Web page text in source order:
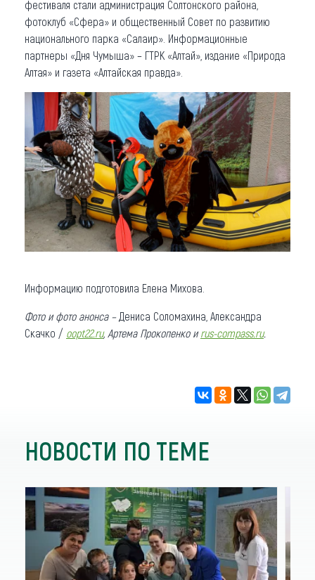
фестиваля стали администрация Солтонского района,
фотоклуб «Сфера» и общественный Совет по развитию
национального парка «Салаир». Информационные
партнеры «Дня Чумыша» – ГТРК «Алтай», издание «Природа
Алтая» и газета «Алтайская правда».
Информацию подготовила Елена Михова.
Фото и фото анонса – Дениса Соломахина, Александра
Скачко / oopt22.ru, Артема Прокопенко и rus-compass.ru.
НОВОСТИ ПО ТЕМЕ